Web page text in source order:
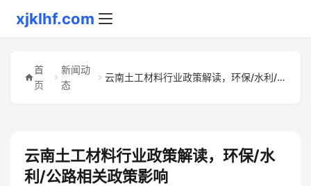
xjklhf.com
首
页
新闻动
态
云南土工材料行业政策解读，环保/水利/公路相关政策影响
云南土工材料行业政策解读，环保/水
利/公路相关政策影响